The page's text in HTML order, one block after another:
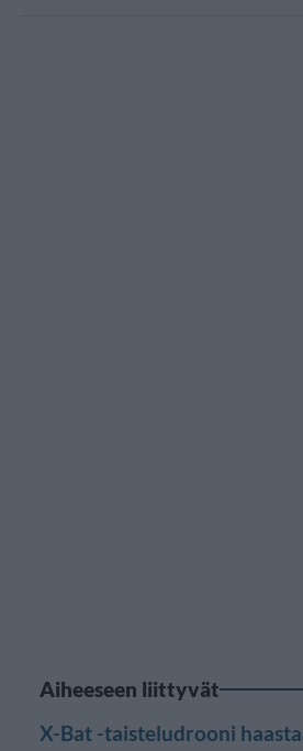
Aiheeseen liittyvät
X-Bat -taisteludrooni